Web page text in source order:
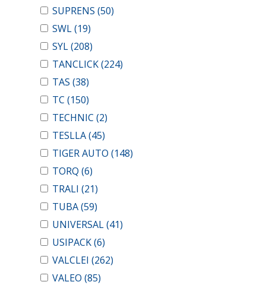
SUPRENS (50)
SWL(19)
SYL(208)
TANCLICK(224)
TAS (38)
TC (150)
TECHNIC (2)
TESLLA(45)
TIGER AUTO (148)
TORQ (6)
TRALI (21)
TUBA(59)
UNIVERSAL(41)
USIPACK(6)
VALCLEI (262)
VALEO (85)